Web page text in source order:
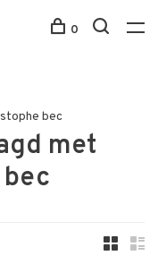
0
bec
met